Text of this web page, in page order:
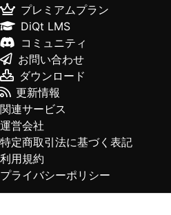
プレミアムプラン
DiQt LMS
コミュニティ
お問い合わせ
ダウンロード
更新情報
関連サービス
運営会社
特定商取引法に基づく表記
利用規約
プライバシーポリシー